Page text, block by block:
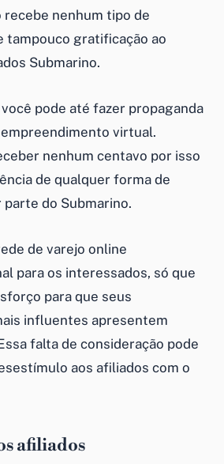
recebe nenhum tipo de
tampouco gratificação ao
Submarino.
pode até fazer propaganda
virtual.
nenhum centavo por isso
de qualquer forma de
do Submarino.
de varejo online
para os interessados, só que
para que seus
influentes apresentem
falta de consideração pode
aos afiliados com o
afiliados